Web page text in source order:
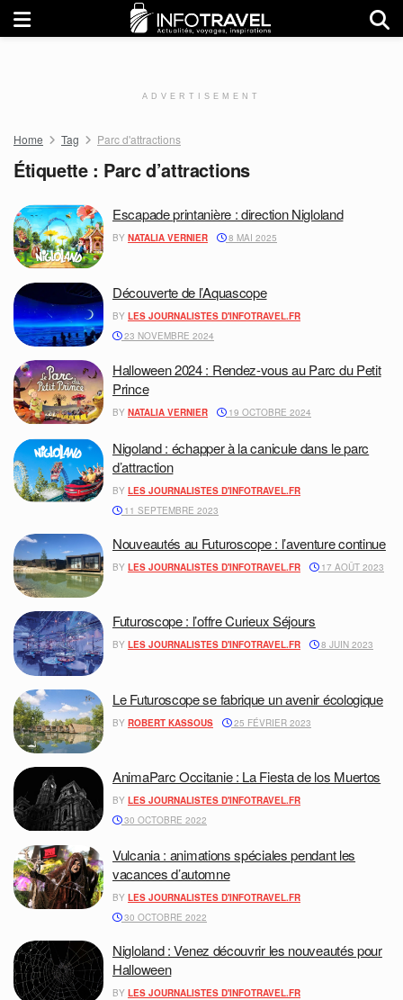
ADVERTISEMENT
Home Tag Parc d'attractions
Étiquette : Parc d’attractions
Escapade printanière : direction Nigloland
BY NATALIA VERNIER 8 MAI 2025
Découverte de l’Aquascope
BY LES JOURNALISTES D'INFOTRAVEL.FR
23 NOVEMBRE 2024
Halloween 2024 : Rendez-vous au Parc du Petit
Prince
BY NATALIA VERNIER 19 OCTOBRE 2024
Nigoland : échapper à la canicule dans le parc
d’attraction
BY LES JOURNALISTES D'INFOTRAVEL.FR
11 SEPTEMBRE 2023
Nouveautés au Futuroscope : l’aventure continue
BY LES JOURNALISTES D'INFOTRAVEL.FR 17 AOÛT 2023
Futuroscope : l’offre Curieux Séjours
BY LES JOURNALISTES D'INFOTRAVEL.FR 8 JUIN 2023
Le Futuroscope se fabrique un avenir écologique
BY ROBERT KASSOUS 25 FÉVRIER 2023
AnimaParc Occitanie : La Fiesta de los Muertos
BY LES JOURNALISTES D'INFOTRAVEL.FR
30 OCTOBRE 2022
Vulcania : animations spéciales pendant les
vacances d’automne
BY LES JOURNALISTES D'INFOTRAVEL.FR
30 OCTOBRE 2022
Nigloland : Venez découvrir les nouveautés pour
Halloween
BY LES JOURNALISTES D'INFOTRAVEL.FR